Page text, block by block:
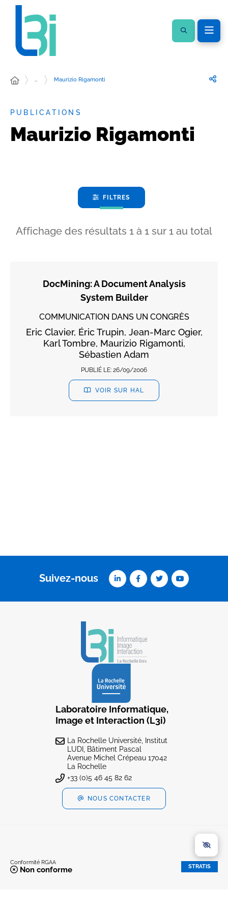
… Maurizio Rigamonti
PUBLICATIONS
Maurizio Rigamonti
FILTRES
Affichage des résultats 1 à 1 sur 1 au total
DocMining: A Document Analysis
System Builder
COMMUNICATION DANS UN CONGRÈS
Eric Clavier, Éric Trupin, Jean-Marc Ogier,
Karl Tombre, Maurizio Rigamonti,
Sébastien Adam
PUBLIÉ LE: 26/09/2006
VOIR SUR HAL
Suivez-nous
Laboratoire Informatique,
Image et Interaction (L3i)
La Rochelle Université, Institut
LUDI, Bâtiment Pascal
Avenue Michel Crépeau 17042
La Rochelle
+33 (0)5 46 45 82 62
NOUS CONTACTER
Conformité RGAA
Non conforme STRATIS